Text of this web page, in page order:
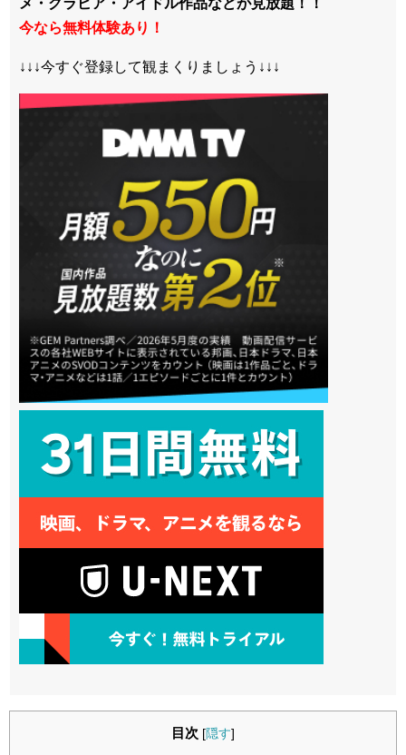
メ・グラビア・アイドル作品などが見放題！！
今なら無料体験あり！
↓↓↓今すぐ登録して観まくりましょう↓↓↓
目次 [隠す]